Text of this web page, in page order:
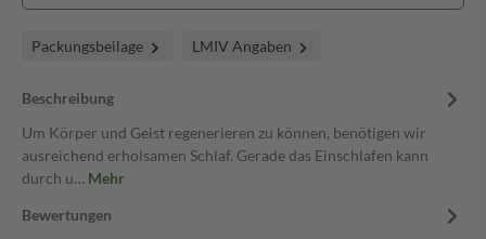
Packungsbeilage LMIV Angaben
Beschreibung
Um Körper und Geist regenerieren zu können, benötigen wir
ausreichend erholsamen Schlaf. Gerade das Einschlafen kann
durch u… Mehr
Bewertungen